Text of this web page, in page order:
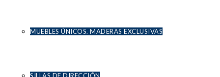
MUEBLES ÚNICOS. MADERAS EXCLUSIVAS